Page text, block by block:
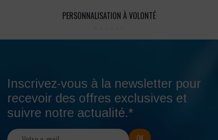
PERSONNALISATION À VOLONTÉ
Inscrivez-vous à la newsletter pour
recevoir des offres exclusives et
suivre notre actualité.*